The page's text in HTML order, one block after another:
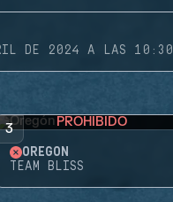
DE 2024 A LAS 10:30
3 PROHIBIDO
OREGÓN
TEAM BLISS